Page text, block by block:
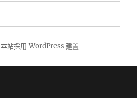
本站採用 WordPress 建置